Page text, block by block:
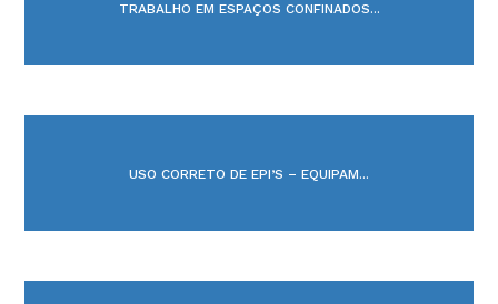
TRABALHO EM ESPAÇOS CONFINADOS...
USO CORRETO DE EPI’S – EQUIPAM...